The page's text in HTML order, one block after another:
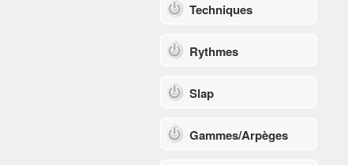
Techniques
Rythmes
Slap
Gammes/Arpèges